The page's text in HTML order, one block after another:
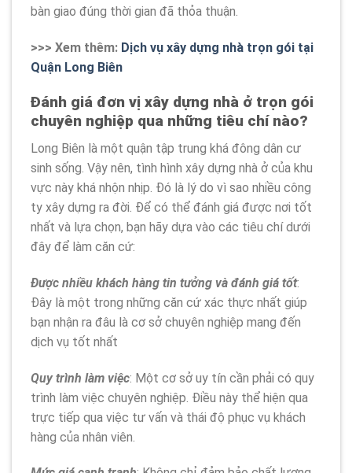
bàn giao đúng thời gian đã thỏa thuận.
>>> Xem thêm: Dịch vụ xây dựng nhà trọn gói tại
Quận Long Biên
Đánh giá đơn vị xây dựng nhà ở trọn gói
chuyên nghiệp qua những tiêu chí nào?
Long Biên là một quận tập trung khá đông dân cư
sinh sống. Vậy nên, tình hình xây dựng nhà ở của khu
vực này khá nhộn nhịp. Đó là lý do vì sao nhiều công
ty xây dựng ra đời. Để có thể đánh giá được nơi tốt
nhất và lựa chọn, bạn hãy dựa vào các tiêu chí dưới
đây để làm căn cứ:
Được nhiều khách hàng tin tưởng và đánh giá tốt:
Đây là một trong những căn cứ xác thực nhất giúp
bạn nhận ra đâu là cơ sở chuyên nghiệp mang đến
dịch vụ tốt nhất
Quy trình làm việc: Một cơ sở uy tín cần phải có quy
trình làm việc chuyên nghiệp. Điều này thể hiện qua
trực tiếp qua việc tư vấn và thái độ phục vụ khách
hàng của nhân viên.